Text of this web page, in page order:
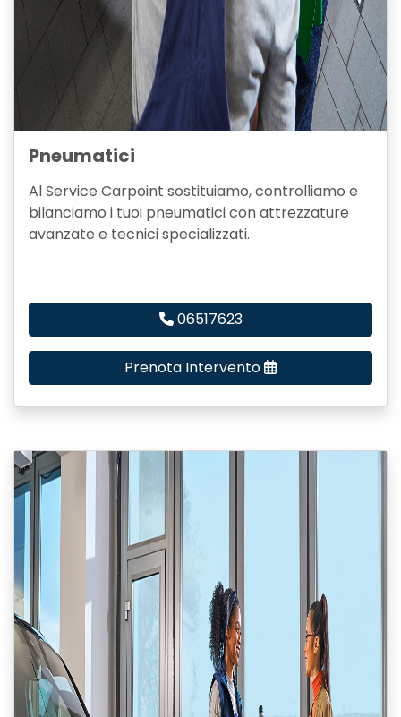
Pneumatici
Al Service Carpoint sostituiamo, controlliamo e
bilanciamo i tuoi pneumatici con attrezzature
avanzate e tecnici specializzati.
06517623
Prenota Intervento